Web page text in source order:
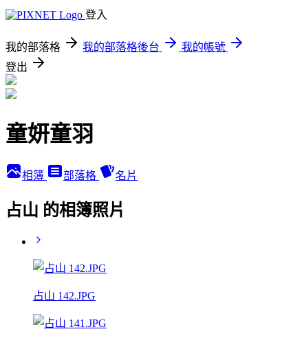
登入
我的部落格 我的部落格後台
我的帳號
登出
童妍童羽
相簿 部落格 名片
占山 的相簿照片
占山 142.JPG